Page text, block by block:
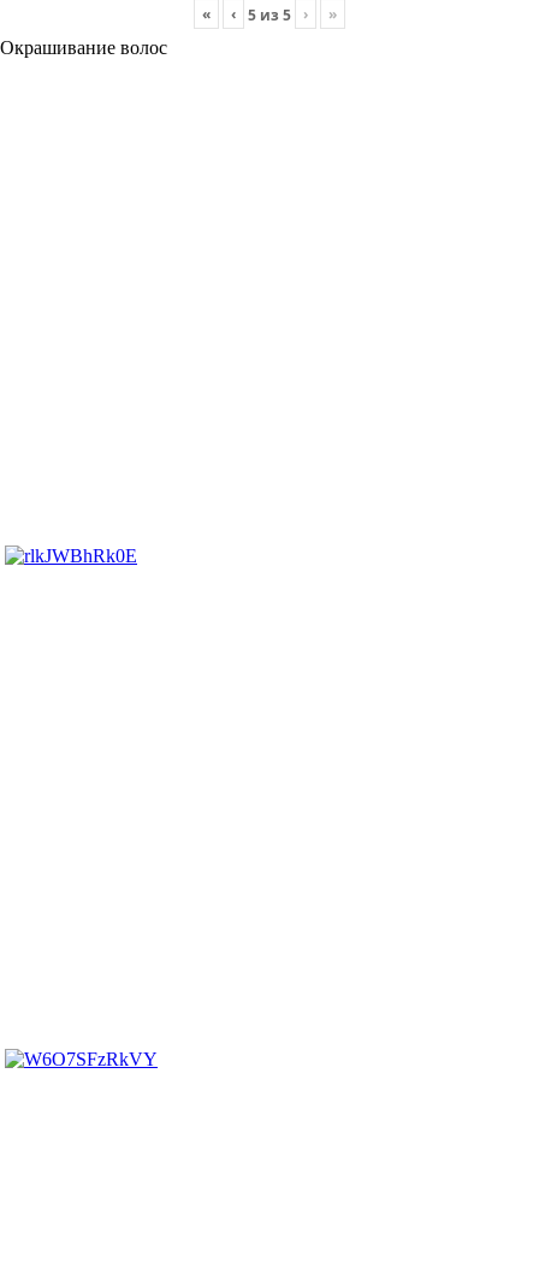
« ‹ 5 из 5 ›
»
Окрашивание волос